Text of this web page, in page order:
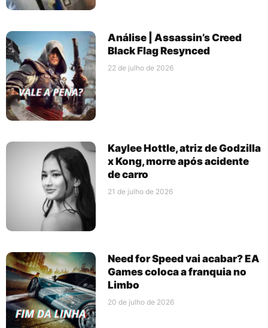
Análise | Assassin’s Creed
Black Flag Resynced
22 de julho de 2026
Kaylee Hottle, atriz de Godzilla
x Kong, morre após acidente
de carro
21 de julho de 2026
Need for Speed vai acabar? EA
Games coloca a franquia no
Limbo
20 de julho de 2026